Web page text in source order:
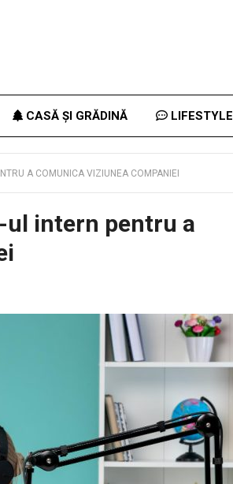
CASĂ ȘI GRĂDINĂ LIFESTYLE
A COMUNICA VIZIUNEA COMPANIEI
ul intern pentru a